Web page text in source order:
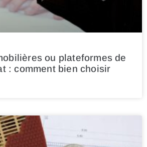
ou plateformes de
: comment bien choisir